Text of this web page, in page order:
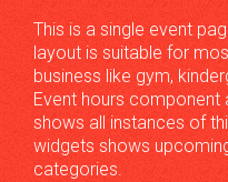
This is a single event
layout is suitable for
business like gym,
Event hours
shows all instances of
widgets shows
categories.